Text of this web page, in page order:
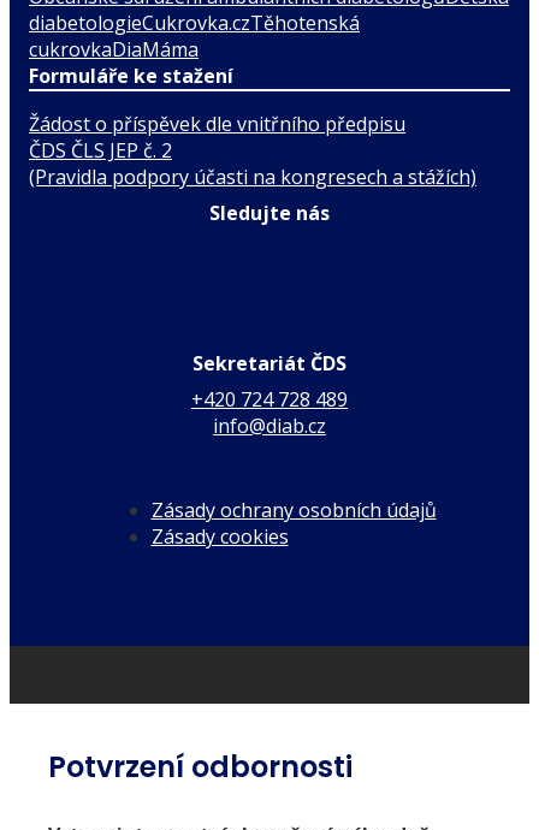
diabetologieCukrovka.czTěhotenská
cukrovkaDiaMáma
Formuláře ke stažení
Žádost o příspěvek dle vnitřního předpisu
ČDS ČLS JEP č. 2
(Pravidla podpory účasti na kongresech a stážích)
Sledujte nás
Sekretariát ČDS
+420 724 728 489
info@diab.cz
Zásady ochrany osobních údajů
Zásady cookies
Potvrzení odbornosti